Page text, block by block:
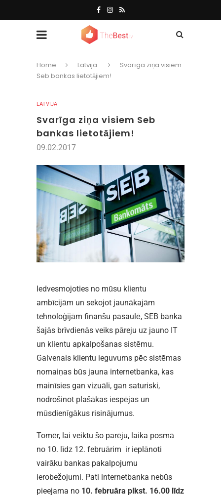
Home Latvija
Svarīga ziņa visiem
Seb bankas lietotājiem!
LATVIJA
Svarīga ziņa visiem Seb
bankas lietotājiem!
09.02.2017
Iedvesmojoties no mūsu klientu
ambīcijām un sekojot jaunākajām
tehnoloģijām finanšu pasaulē, SEB banka
šajās brīvdienās veiks pāreju uz jauno IT
un klientu apkalpošanas sistēmu.
Galvenais klientu ieguvums pēc sistēmas
nomaiņas būs jauna internetbanka, kas
mainīsies gan vizuāli, gan saturiski,
nodrošinot plašākas iespējas un
mūsdienīgākus risinājumus.
Tomēr, lai veiktu šo parēju, laika posmā
no 10. līdz 12. februārim ir ieplānoti
vairāku bankas pakalpojumu
ierobežojumi. Pati internetbanka nebūs
pieejama no 10. februāra plkst. 16.00 līdz